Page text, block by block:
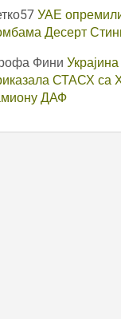
УАЕ
Десерт
Фини
СТАСХ са
ДАФ